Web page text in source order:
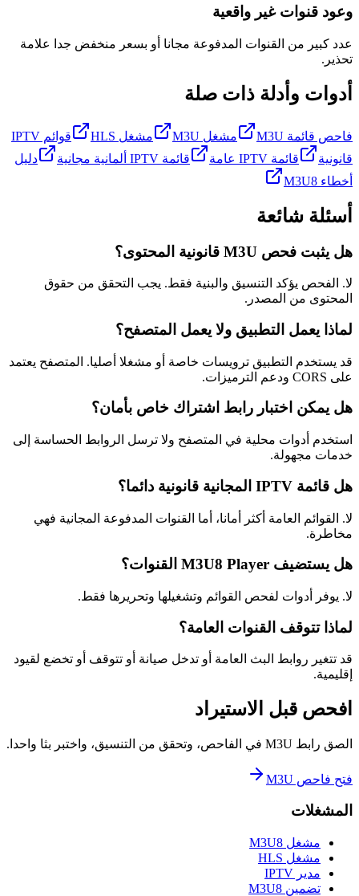
وعود قنوات غير واقعية
عدد كبير من القنوات المدفوعة مجانا أو بسعر منخفض جدا علامة
تحذير.
أدوات وأدلة ذات صلة
فاحص قائمة M3U مشغل M3U مشغل HLS
قوائم IPTV
قانونية
قائمة IPTV عامة قائمة IPTV ألمانية مجانية
دليل
أخطاء M3U8
أسئلة شائعة
هل يثبت فحص M3U قانونية المحتوى؟
لا. الفحص يؤكد التنسيق والبنية فقط. يجب التحقق من حقوق
المحتوى من المصدر.
لماذا يعمل التطبيق ولا يعمل المتصفح؟
قد يستخدم التطبيق ترويسات خاصة أو مشغلا أصليا. المتصفح يعتمد
على CORS ودعم الترميزات.
هل يمكن اختبار رابط اشتراك خاص بأمان؟
استخدم أدوات محلية في المتصفح ولا ترسل الروابط الحساسة إلى
خدمات مجهولة.
هل قائمة IPTV المجانية قانونية دائما؟
لا. القوائم العامة أكثر أمانا، أما القنوات المدفوعة المجانية فهي
مخاطرة.
هل يستضيف M3U8 Player القنوات؟
لا. يوفر أدوات لفحص القوائم وتشغيلها وتحريرها فقط.
لماذا تتوقف القنوات العامة؟
قد تتغير روابط البث العامة أو تدخل صيانة أو تتوقف أو تخضع لقيود
إقليمية.
افحص قبل الاستيراد
الصق رابط M3U في الفاحص، وتحقق من التنسيق، واختبر بثا واحدا.
فتح فاحص M3U
المشغلات
مشغل M3U8
مشغل HLS
مدير IPTV
تضمين M3U8